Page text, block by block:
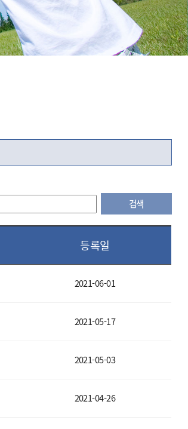
검색
등록일
2021-06-01
2021-05-17
2021-05-03
2021-04-26